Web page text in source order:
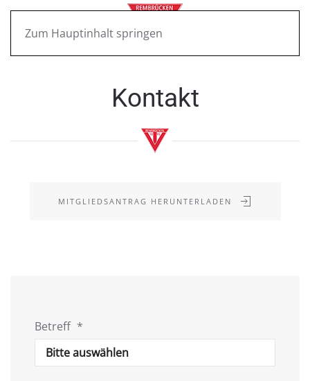
Zum Hauptinhalt springen
Kontakt
MITGLIEDSANTRAG HERUNTERLADEN
Betreff *